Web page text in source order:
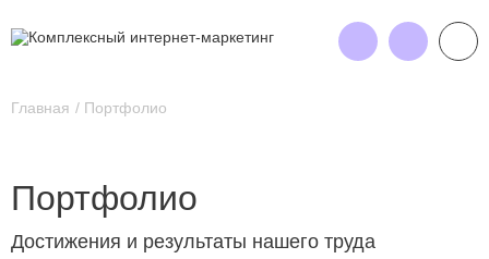
Главная Портфолио
Портфолио
Достижения и результаты нашего труда